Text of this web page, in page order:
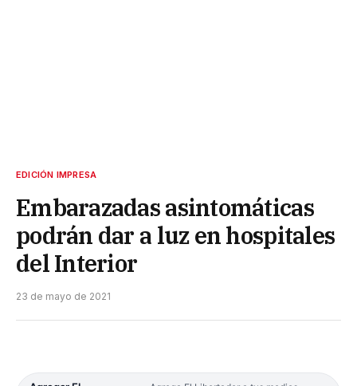
EDICIÓN IMPRESA
Embarazadas asintomáticas
podrán dar a luz en hospitales
del Interior
23 de mayo de 2021